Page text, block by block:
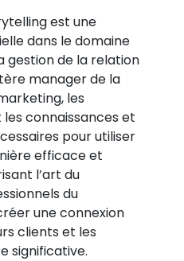
est une
dans le domaine
gestion de la relation
manager de la
les
connaissances et
pour utiliser
efficace et
l’art du
du
une connexion
clients et les
significative.